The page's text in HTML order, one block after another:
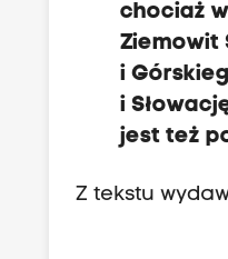
chociaż
Ziemowit
i
i
jest też
Z tekstu